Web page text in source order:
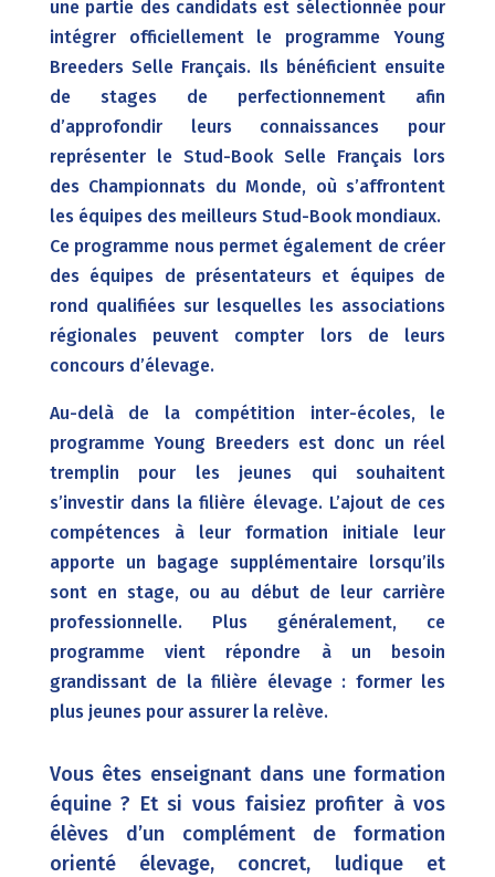
une partie des candidats est sélectionnée pour
intégrer officiellement le programme Young
Breeders Selle Français. Ils bénéficient ensuite
de stages de perfectionnement afin
d’approfondir leurs connaissances pour
représenter le Stud-Book Selle Français lors
des Championnats du Monde, où s’affrontent
les équipes des meilleurs Stud-Book mondiaux.
Ce programme nous permet également de créer
des équipes de présentateurs et équipes de
rond qualifiées sur lesquelles les associations
régionales peuvent compter lors de leurs
concours d’élevage.
Au-delà de la compétition inter-écoles, le
programme Young Breeders est donc un réel
tremplin pour les jeunes qui souhaitent
s’investir dans la filière élevage. L’ajout de ces
compétences à leur formation initiale leur
apporte un bagage supplémentaire lorsqu’ils
sont en stage, ou au début de leur carrière
professionnelle. Plus généralement, ce
programme vient répondre à un besoin
grandissant de la filière élevage : former les
plus jeunes pour assurer la relève.
Vous êtes enseignant dans une formation
équine ? Et si vous faisiez profiter à vos
élèves d’un complément de formation
orienté élevage, concret, ludique et